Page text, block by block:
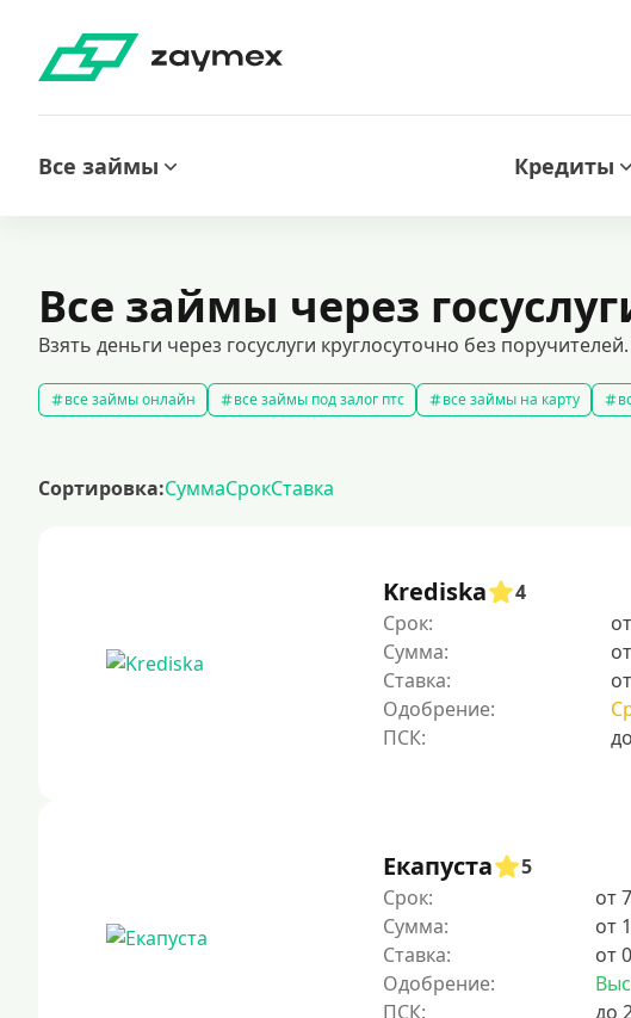
Все займы Кредиты
Все займы через
Взять деньги через госуслуги круглосуточно без
все займы онлайн все займы под залог птс все займы на карту
рефинансирование займов
калькулятор займов
Сортировка:СуммаСрокСтавка
Krediska
4
Срок:
Сумма:
Ставка:
Одобрение:
Екапуста
5
Срок:
от
Сумма:
от
Ставка:
от
Одобрение: